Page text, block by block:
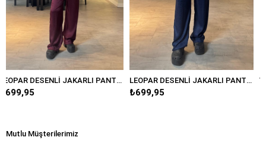
LEOPAR DESENLİ JAKARLI PANTOLON/3636 LEOPAR DESENLİ JAKARLI PANTOLON/3636
Mutlu Müşterilerimiz